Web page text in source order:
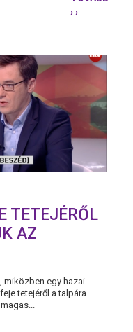
› ›
A
AZ
KEZDETE
LEGYEN
TETEJÉRŐL
AZ
miközben egy hazai
tetejéről a talpára